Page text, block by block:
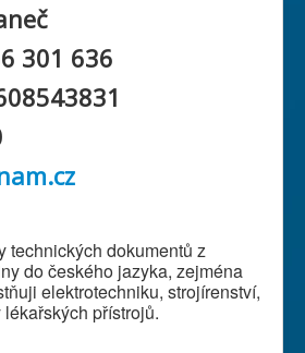
301 636
technických dokumentů z
do českého jazyka, zejména
elektrotechniku, strojírenství,
přístrojů.